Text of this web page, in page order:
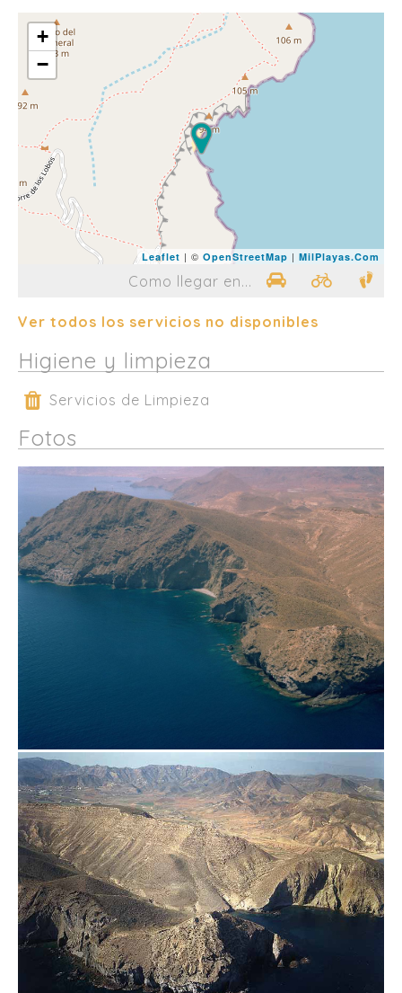
+
−
Leaflet | © OpenStreetMap | MilPlayas.Com
Como llegar en...
Ver todos los servicios no disponibles
Higiene y limpieza
Servicios de Limpieza
Fotos